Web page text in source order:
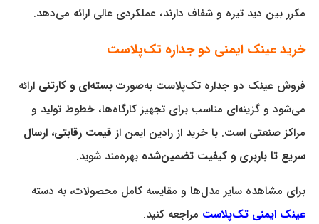
مکرر بین دید تیره و شفاف دارند، عملکردی عالی ارائه می‌دهد.
خرید عینک ایمنی دو جداره تک‌پلاست
فروش عینک دو جداره تک‌پلاست به‌صورت بسته‌‌ای و کارتنی ارائه
می‌شود و گزینه‌ای مناسب برای تجهیز کارگاه‌ها، خطوط تولید و
مراکز صنعتی است. با خرید از رادین ایمن از قیمت رقابتی، ارسال
سریع تا باربری و کیفیت تضمین‌شده بهره‌مند شوید.
برای مشاهده سایر مدل‌ها و مقایسه کامل محصولات، به دسته
عینک ایمنی تک‌پلاست مراجعه کنید.